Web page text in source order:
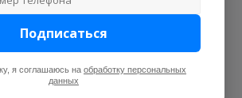
Блог
Поддержка
Гарантия на продукцию
Подписаться
я соглашаюсь на обработку персональных
данных